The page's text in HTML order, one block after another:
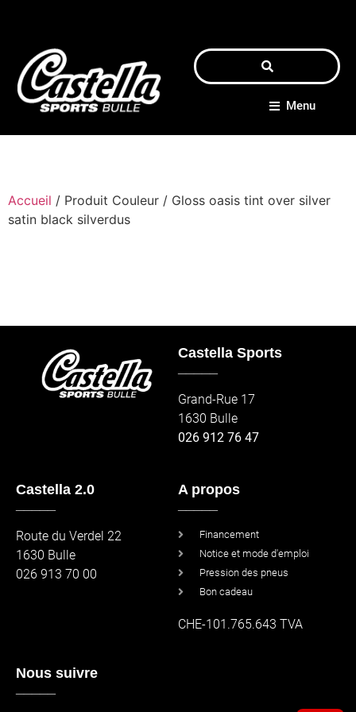
Menu
Accueil / Produit Couleur / Gloss oasis tint over silver
satin black silverdus
Castella Sports
Grand-Rue 17
1630 Bulle
026 912 76 47
Castella 2.0
Route du Verdel 22
1630 Bulle
026 913 70 00
A propos
Financement
Notice et mode d'emploi
Pression des pneus
Bon cadeau
CHE-101.765.643 TVA
Nous suivre